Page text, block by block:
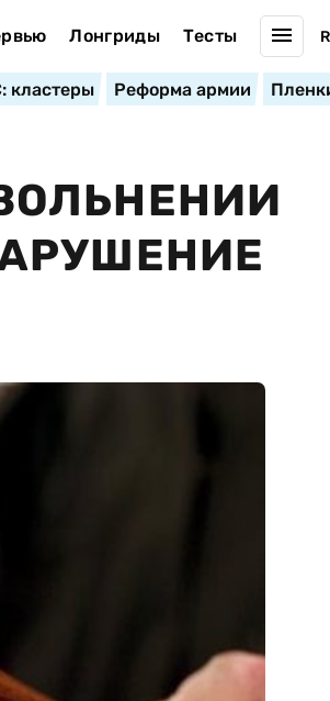
Лонгриды Тесты
кластеры Реформа армии